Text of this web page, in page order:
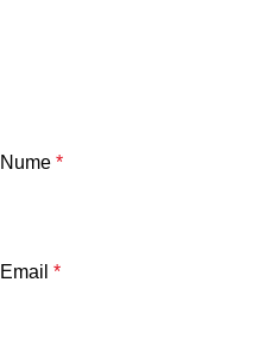
Nume *
Email *